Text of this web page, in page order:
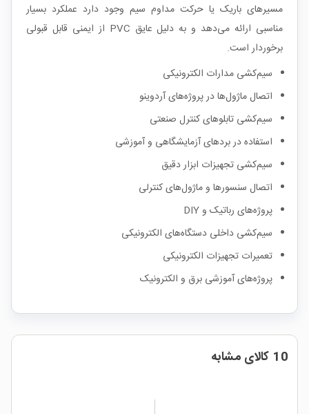
مسیرهای باریک یا حرکت مداوم سیم وجود دارد عملکرد بسیار
مناسبی ارائه می‌دهد و به دلیل عایق PVC از ایمنی قابل قبولی
برخوردار است.
سیم‌کشی مدارات الکترونیکی
اتصال ماژول‌ها در پروژه‌های آردوینو
سیم‌کشی تابلوهای کنترل صنعتی
استفاده در بردهای آزمایشگاهی و آموزشی
سیم‌کشی تجهیزات ابزار دقیق
اتصال سنسورها و ماژول‌های کنترلی
پروژه‌های رباتیک و DIY
سیم‌کشی داخلی دستگاه‌های الکترونیکی
تعمیرات تجهیزات الکترونیکی
پروژه‌های آموزشی برق و الکترونیک
10 کالای مشابه